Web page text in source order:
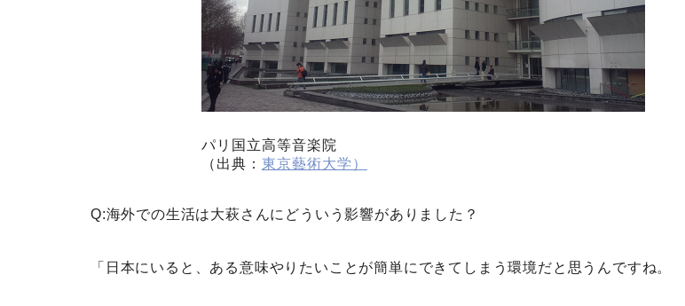
パリ国立高等音楽院
（出典： 東京藝術大学）
Q:海外での生活は大萩さんにどういう影響がありました？
「日本にいると、ある意味やりたいことが簡単にできてしまう環境だと思うんですね。